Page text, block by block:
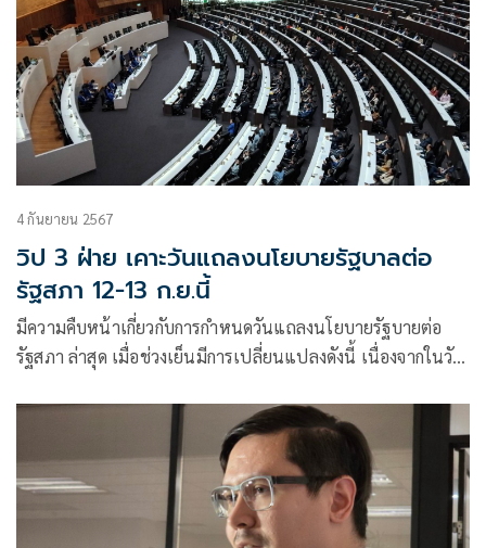
4 กันยายน 2567
วิป 3 ฝ่าย เคาะวันแถลงนโยบายรัฐบาลต่อ
รัฐสภา 12-13 ก.ย.นี้
มีความคืบหน้าเกี่ยวกับการกำหนดวันแถลงนโยบายรัฐบายต่อ
รัฐสภา ล่าสุด เมื่อช่วงเย็นมีการเปลี่ยนแปลงดังนี้ เนื่องจากในวัน
ประธานสภาผู้แทนราษฎร ค